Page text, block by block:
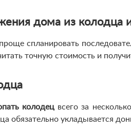
дома из колодца
спланировать
точную стоимость и
колодецвсего за
обязательно укладывается